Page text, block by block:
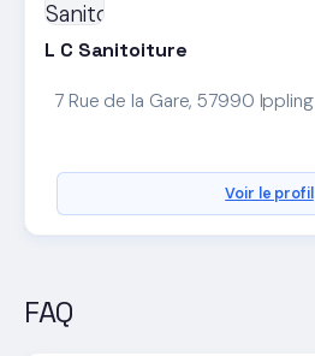
L C Sanitoiture
7 Rue de la Gare, 57990 Ippling
Voir le profil
FAQ